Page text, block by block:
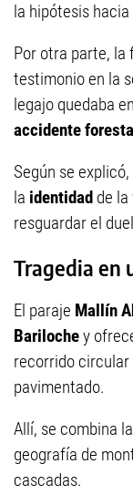
la hipótesis hacia
Por otra parte, la
testimonio en la
legajo quedaba
accidente
Según se
la identidad de
resguardar el
Tragedia en
El paraje Mallín
Barilochey
recorrido circular
pavimentado.
Allí, se combina
geografía de
cascadas.